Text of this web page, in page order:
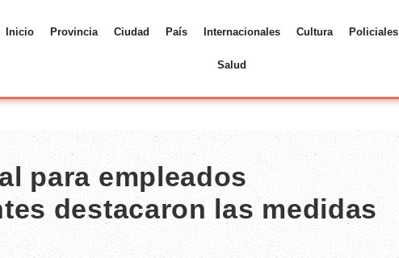
Inicio Provincia Ciudad País Internacionales Cultura Policiales
Salud
para empleados
destacaron las medidas